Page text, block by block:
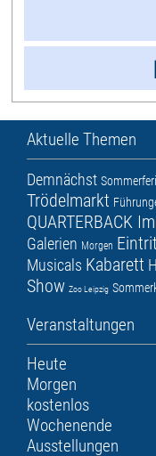
Aktuelle Themen
Demnächst
Trödelmarkt
QUARTERBACK
Galerien Morgen
Musicals Kabarett
Show Zoo Leipzig
Veranstaltungen
Heute
Morgen
kostenlos
Wochenende
Ausstellungen